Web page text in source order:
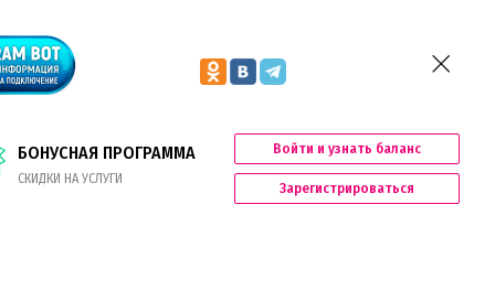
БОНУСНАЯ ПРОГРАММА
СКИДКИ НА УСЛУГИ
Войти и узнать баланс
Зарегистрироваться